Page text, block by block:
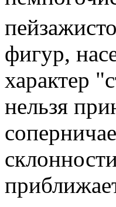
фигур,
характер
нельзя